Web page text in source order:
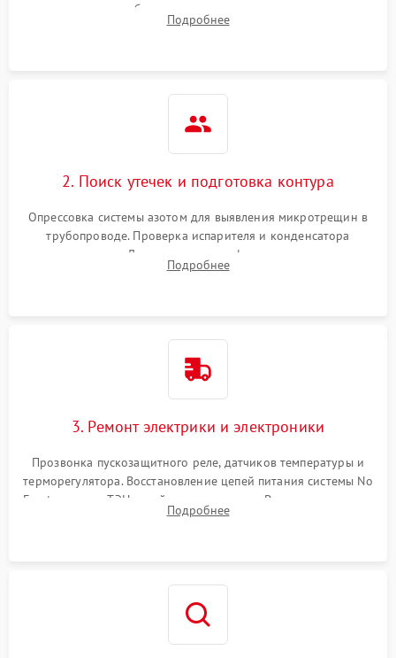
1000 ₽
1800 ₽
сопротивления обмоток мотора, проверка термостата и
считывание кодов ошибок с электронного дисплея.
Подробнее
2. Поиск утечек и подготовка контура
Опрессовка системы азотом для выявления микротрещин в
трубопроводе. Проверка испарителя и конденсатора
течеискателем. Демонтаж старого фильтра-осушителя и
продувка капиллярной трубки для устранения засоров.
Подробнее
3. Ремонт электрики и электроники
Прозвонка пускозащитного реле, датчиков температуры и
терморегулятора. Восстановление цепей питания системы No
Frost, включая ТЭН оттайки и вентилятор. Ремонт или замена
платы управления при сбоях алгоритмов.
Подробнее